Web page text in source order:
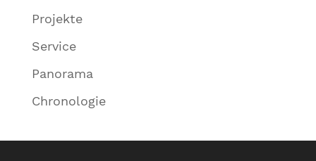
Projekte
Service
Panorama
Chronologie